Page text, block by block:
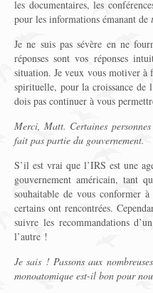
les documentaires, les
pour les informations émanant de
Je ne suis pas sévère en ne
réponses sont vos réponses
situation. Je veux vous motiver à
spirituelle, pour la croissance de
dois pas continuer à vous
Merci, Matt. Certaines
fait pas partie du gouvernement.
S’il est vrai que l’IRS est une
gouvernement américain, tant
souhaitable de vous conformer
certains ont rencontrées.
suivre les recommandations
l’autre !
Je sais ! Passons aux
monoatomique est-il bon pour